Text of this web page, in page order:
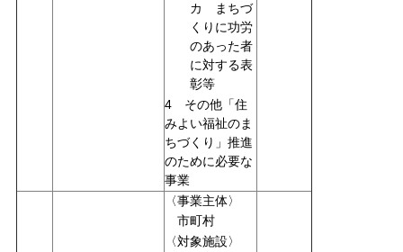
カ まちづ
くりに功労
のあった者
に対する表
彰等
4 その他「住
みよい福祉のま
ちづくり」推進
のために必要な
事業
〈事業主体〉
市町村
〈対象施設〉